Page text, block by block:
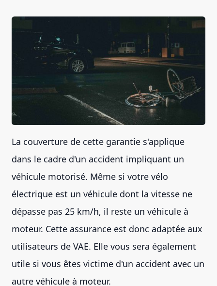
La couverture de cette garantie s'applique
dans le cadre d'un accident impliquant un
véhicule motorisé. Même si votre vélo
électrique est un véhicule dont la vitesse ne
dépasse pas 25 km/h, il reste un véhicule à
moteur. Cette assurance est donc adaptée aux
utilisateurs de VAE. Elle vous sera également
utile si vous êtes victime d'un accident avec un
autre véhicule à moteur.